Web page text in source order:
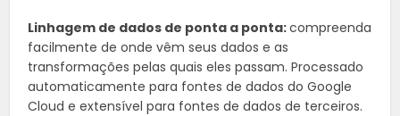
Linhagem de dados de ponta a ponta:compreenda
facilmente de onde vêm seus dados e as
transformações pelas quais eles passam. Processado
automaticamente para fontes de dados do Google
Cloud e extensível para fontes de dados de terceiros.